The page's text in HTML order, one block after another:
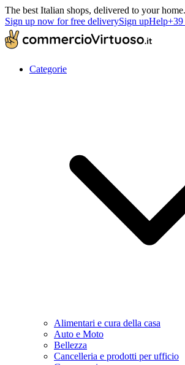
The best Italian shops, delivered to your home.
Sign up now for free deliverySign upHelp+39
Categorie
Alimentari e cura della casa
Auto e Moto
Bellezza
Cancelleria e prodotti per ufficio